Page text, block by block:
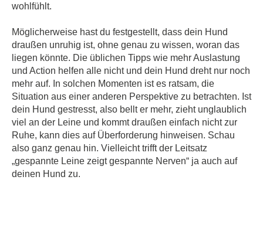
wohlfühlt.
Möglicherweise hast du festgestellt, dass dein Hund
draußen unruhig ist, ohne genau zu wissen, woran das
liegen könnte. Die üblichen Tipps wie mehr Auslastung
und Action helfen alle nicht und dein Hund dreht nur noch
mehr auf. In solchen Momenten ist es ratsam, die
Situation aus einer anderen Perspektive zu betrachten. Ist
dein Hund gestresst, also bellt er mehr, zieht unglaublich
viel an der Leine und kommt draußen einfach nicht zur
Ruhe, kann dies auf Überforderung hinweisen. Schau
also ganz genau hin. Vielleicht trifft der Leitsatz
„gespannte Leine zeigt gespannte Nerven“ ja auch auf
deinen Hund zu.